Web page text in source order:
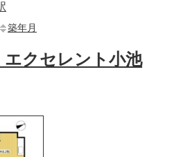
築年月
エクセレント小池